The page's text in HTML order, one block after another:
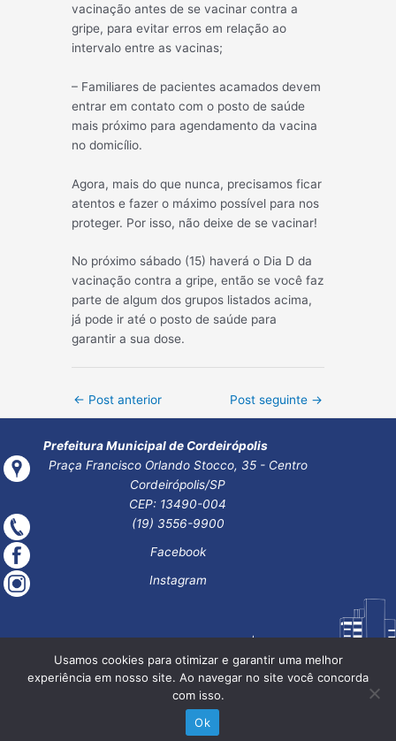
vacinação antes de se vacinar contra a
gripe, para evitar erros em relação ao
intervalo entre as vacinas;
– Familiares de pacientes acamados devem
entrar em contato com o posto de saúde
mais próximo para agendamento da vacina
no domicílio.
Agora, mais do que nunca, precisamos ficar
atentos e fazer o máximo possível para nos
proteger. Por isso, não deixe de se vacinar!
No próximo sábado (15) haverá o Dia D da
vacinação contra a gripe, então se você faz
parte de algum dos grupos listados acima,
já pode ir até o posto de saúde para
garantir a sua dose.
Post
← Post anterior Post seguinte →
Prefeitura Municipal de Cordeirópolis
Praça Francisco Orlando Stocco, 35 - Centro
Cordeirópolis/SP
CEP: 13490-004
(19) 3556-9900
Facebook
Instagram
Usamos cookies para otimizar e garantir uma melhor
experiência em nosso site. Ao navegar no site você concorda
com isso.
Ok